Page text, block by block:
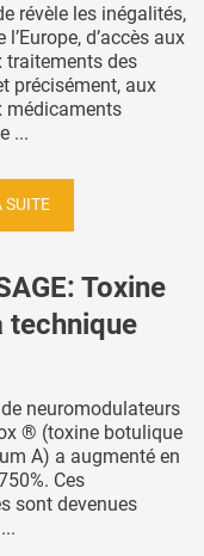
révèle les inégalités,
l’Europe, d’accès aux
traitements des
précisément, aux
médicaments
...
SUITE
Toxine
technique
neuromodulateurs
® (toxine botulique
A) a augmenté en
Ces
sont devenues